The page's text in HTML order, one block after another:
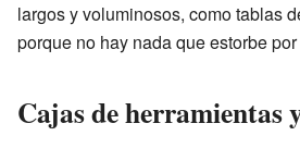
largos y voluminosos, como tablas
porque no hay nada que estorbe
Cajas de herramientas